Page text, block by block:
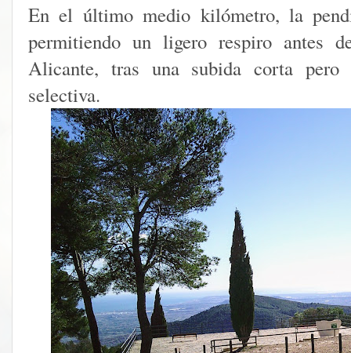
En el último medio kilómetro, la
permitiendo un ligero respiro antes
Alicante, tras una subida corta pero
selectiva.